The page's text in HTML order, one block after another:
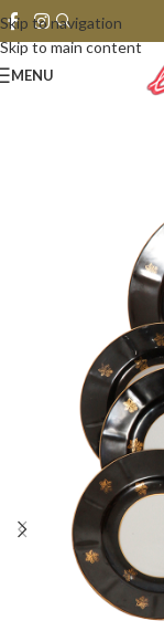
Skip to navigation
Skip to main content
MENU